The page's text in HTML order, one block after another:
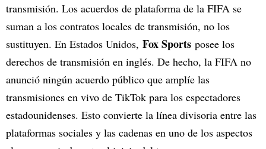
transmisión. Los acuerdos de plataforma de la FIFA se
suman a los contratos locales de transmisión, no los
sustituyen. En Estados Unidos, Fox Sports posee los
derechos de transmisión en inglés. De hecho, la FIFA no
anunció ningún acuerdo público que amplíe las
transmisiones en vivo de TikTok para los espectadores
estadounidenses. Esto convierte la línea divisoria entre las
plataformas sociales y las cadenas en uno de los aspectos